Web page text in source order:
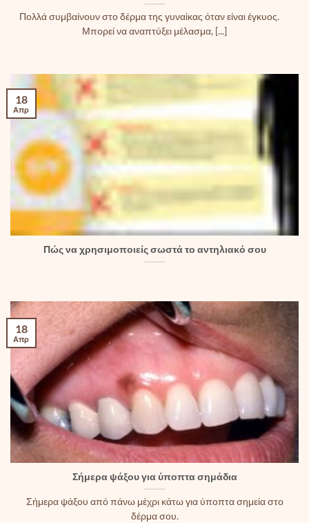
Πολλά συμβαίνουν στο δέρμα της γυναίκας όταν είναι έγκυος.
Μπορεί να αναπτύξει μέλασμα, [...]
Πώς να χρησιμοποιείς σωστά το αντηλιακό σου
18
Απρ
Σήμερα ψάξου για ύποπτα σημάδια
Σήμερα ψάξου από πάνω μέχρι κάτω για ύποπτα σημεία στο
δέρμα σου.
18
Απρ